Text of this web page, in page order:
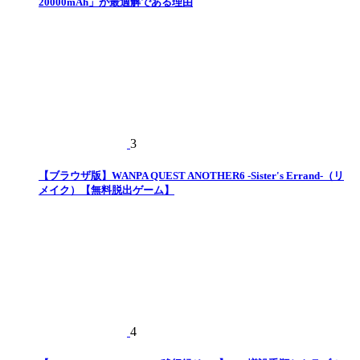
3
【ブラウザ版】WANPA QUEST ANOTHER6 -Sister's Errand-（リ
メイク）【無料脱出ゲーム】
4